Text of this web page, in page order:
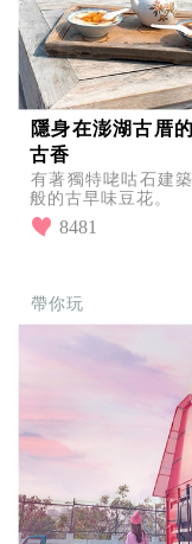
隱身在澎湖古厝
古香
有著獨特咾咕石建
般的古早味豆花。
8481
帶你玩